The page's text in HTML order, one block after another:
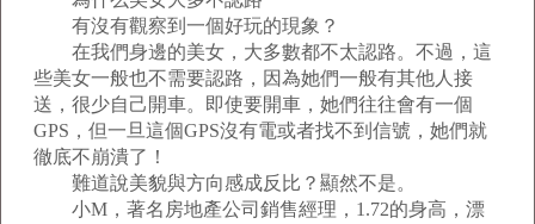
有沒有觀察到一個好玩的現象？
在我們身邊的美女，大多數都不太認路。不過，這
些美女一般也不需要認路，因為她們一般有其他人接
送，很少自己開車。即使要開車，她們往往會有一個
GPS，但一旦這個GPS沒有電或者找不到信號，她們就
徹底不崩潰了！
難道說美貌與方向感成反比？顯然不是。
小M，著名房地產公司銷售經理，1.72的身高，漂